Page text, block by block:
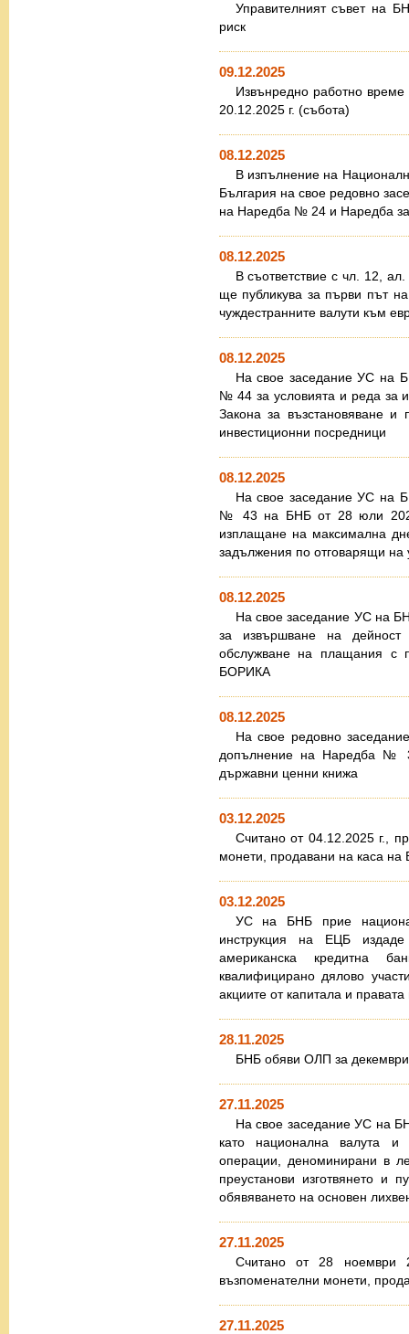
Управителният съвет на
риск
09.12.2025
Извънредно работно
20.12.2025 г. (събота)
08.12.2025
В изпълнение на
България на свое редовно
на Наредба № 24 и Наредба
08.12.2025
В съответствие с чл. 12,
ще публикува за първи път
чуждестранните валути към
08.12.2025
На свое заседание УС на
№ 44 за условията и реда за
Закона за възстановяване и
инвестиционни посредници
08.12.2025
На свое заседание УС на
№ 43 на БНБ от 28 юли
изплащане на максимална
задължения по отговарящи на
08.12.2025
На свое заседание УС на
за извършване на
обслужване на плащания с
БОРИКА
08.12.2025
На свое редовно
допълнение на Наредба №
държавни ценни книжа
03.12.2025
Считано от 04.12.2025 г.,
монети, продавани на каса на
03.12.2025
УС на БНБ прие
инструкция на ЕЦБ
американска кредитна
квалифицирано дялово
акциите от капитала и
28.11.2025
БНБ обяви ОЛП за декември
27.11.2025
На свое заседание УС на
като национална валута и
операции, деноминирани в
преустанови изготвянето и
обявяването на основен
27.11.2025
Считано от 28 ноември
възпоменателни монети,
27.11.2025